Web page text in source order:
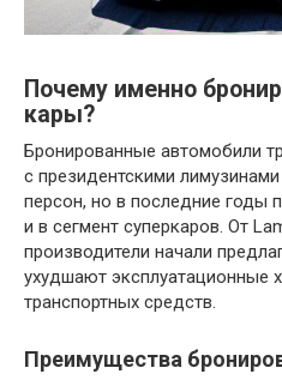
Почему именно
кары?
Бронированные автомобили
с президентскими
персон, но в последние годы
и в сегмент суперкаров. От
производители начали
ухудшают эксплуатационные
транспортных средств.
Преимущества